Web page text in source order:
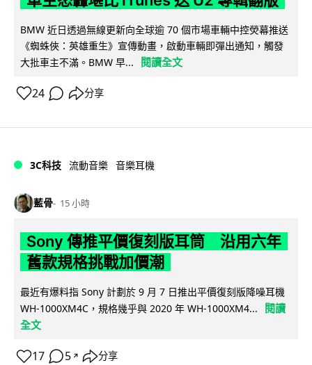
BMW 近日透過無線更新向全球逾 70 個市場車輛中控熒幕推送
《蜘蛛俠：英雄重生》宣傳動畫，啟動車輛即彈出通知，觸發
大批車主不滿。BMW 早...
閱讀全文
24 分享
3C科技 流動音樂 音樂耳機
藍骨 15 小時
Sony 傳推平價復刻版耳筒 沿用六年
舊款規格挑戰加價潮
最近有爆料指 Sony 計劃於 9 月 7 日推出平價復刻版降噪耳機
WH-1000XM4C，規格幾乎與 2020 年 WH-1000XM4...
閱讀
全文
17 5 ↗ 分享